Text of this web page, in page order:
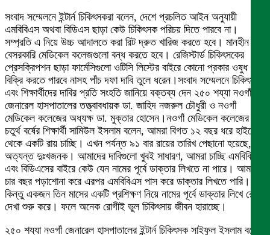
সংবাদ সম্মেলনে ইন্টার্ন চিকিৎসকরা বলেন, দেশে প্রচলিত আইন অনুযায়ী
এমবিবিএস অথবা বিডিএস ছাড়া কেউ চিকিৎসক পরিচয় দিতে পারবে না।
সম্প্রতি এ নিয়ে উচ্চ আদালতে করা রিট দ্রুত খারিজ করতে হবে। মানহীন
বেসরকারি মেডিকেল কলেজগুলো বন্ধ করতে হবে। রেজিস্টার্ড চিকিৎসকের
প্রেসক্রিপশন ছাড়া ফার্মেসিগুলো ওটিসি লিস্টের বাইরে কোনো প্রকার ওষুধ
বিক্রি করতে পারবে নাসহ পাঁচ দফা দাবি তুলে ধরেন।সংবাদ সম্মেলনে চিকিৎসক
এবং শিক্ষার্থীদের দাবির প্রতি সংহতি জানিয়ে বক্তব্য দেন ২৫০ শয্যা নওগাঁ
জেনারেল হাসপাতালের তত্ত্বাবধায়ক ডা. জাহিদ নজরুল চৌধুরী ও নওগাঁ
মেডিকেল কলেজের অধ্যক্ষ ডা. মুক্তার হোসেন।নওগাঁ মেডিকেল কলেজের
চতুর্থ বর্ষের শিক্ষার্থী সামিউল ইসলাম বলেন, আমরা বিগত ১২ বছর ধরে হাইকোর্ট
থেকে একটি রায় চাচ্ছি। এখন পর্যন্ত ৯১ বার রায়ের তারিখ পেছানো হয়েছে, যা
অত্যন্ত দুঃখজনক। আমাদের দাবিগুলো খুবই সাধারণ, আমরা চাচ্ছি এমবিবিএস
এবং বিডিএসের বাইরে কেউ যেন নামের পূর্বে ডাক্তার লিখতে না পারে। আমরা
চার বছর পড়াশোনা করে এরপর এমবিবিএস পাস করে ডাক্তার লিখতে পারি।
কিন্তু একজন তিন মাসের একটি প্রশিক্ষণ নিয়ে নামের পূর্বে ডাক্তার লিখে রোগী
দেখা শুরু করে। ফলে অনেক রোগীই ভুল চিকিৎসায় জীবন হারাচ্ছে।
২৫০ শয্যা নওগাঁ জেনারেল হাসপাতালের ইন্টার্ন চিকিৎসক সাইফুল ইসলাম বলেন,